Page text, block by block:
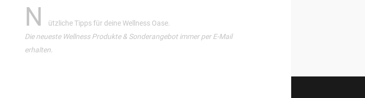
N
ützliche Tipps für deine Wellness Oase.
Die neueste Wellness Produkte & Sonderangebot immer per E-Mail
erhalten.